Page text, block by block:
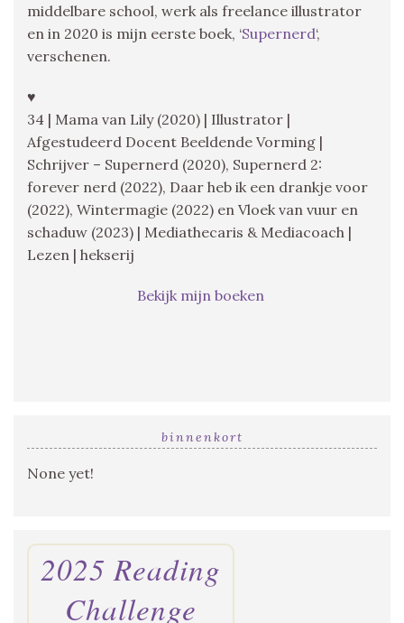
middelbare school, werk als freelance illustrator
en in 2020 is mijn eerste boek, ‘Supernerd‘,
verschenen.
♥
34 | Mama van Lily (2020) | Illustrator |
Afgestudeerd Docent Beeldende Vorming |
Schrijver – Supernerd (2020), Supernerd 2:
forever nerd (2022), Daar heb ik een drankje voor
(2022), Wintermagie (2022) en Vloek van vuur en
schaduw (2023) | Mediathecaris & Mediacoach |
Lezen | hekserij
Bekijk mijn boeken
binnenkort
None yet!
2025 Reading
Challenge